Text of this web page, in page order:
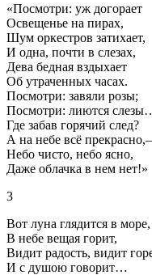
«Посмотри: уж догорает
Освещенье на пирах,
Шум оркестров затихает,
И одна, почти в слезах,
Дева бедная вздыхает
Об утраченных часах.
Посмотри: завяли розы;
Посмотри: лиются
Где забав горячий след?
А на небе всё
Небо чисто, небо ясно,
Даже облачка в нем нет!»
3
Вот луна глядится в море,
В небе вещая горит,
Видит радость, видит
И с душою говорит…